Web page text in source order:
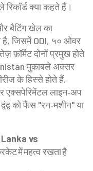
क्या कहते हैं।
बैटिंग खेलका
है, जिसमेंODI, ५० ओवर
फ़ॉर्मेटदोनों प्रमुख होते
मुकाबले अक्सर
के हिस्से होते हैं,
एक्सपेरिमेंटल लाइन‑अप
को फैंस "रन‑मशीन" या
vs
में महत्व रखता है